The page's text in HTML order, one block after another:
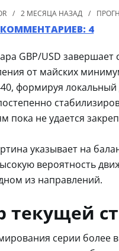
2 МЕСЯЦА НАЗАД
4
GBP/USD
от майских
формируя
пока не удается
указывает на
вероятность
из направлений.
текущей
серии более